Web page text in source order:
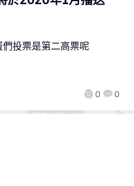
0 0
投票是第二高票呢